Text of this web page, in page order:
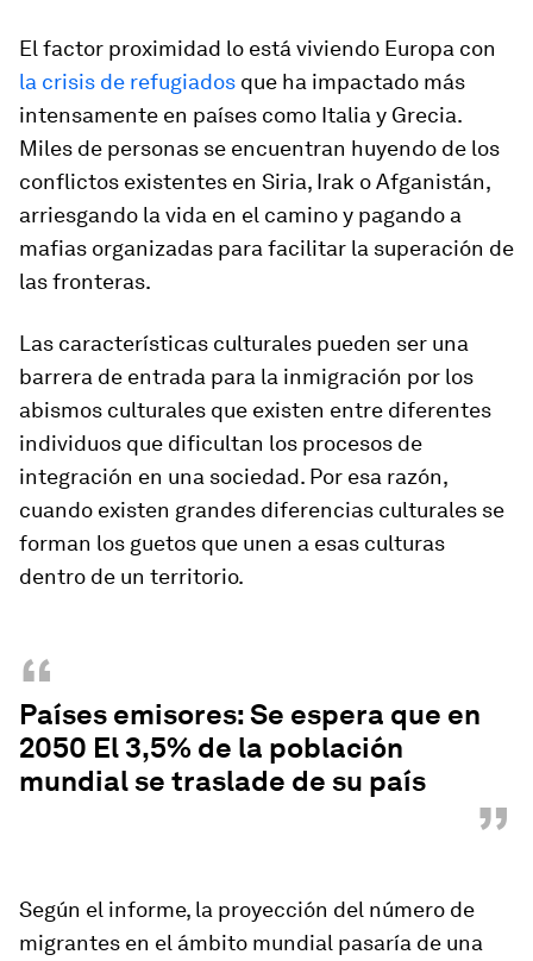
El factor proximidad lo está viviendo Europa con
la crisis de refugiados que ha impactado más
intensamente en países como Italia y Grecia.
Miles de personas se encuentran huyendo de los
conflictos existentes en Siria, Irak o Afganistán,
arriesgando la vida en el camino y pagando a
mafias organizadas para facilitar la superación de
las fronteras.
Las características culturales pueden ser una
barrera de entrada para la inmigración por los
abismos culturales que existen entre diferentes
individuos que dificultan los procesos de
integración en una sociedad. Por esa razón,
cuando existen grandes diferencias culturales se
forman los guetos que unen a esas culturas
dentro de un territorio.
“
Países emisores: Se espera que en
2050 El 3,5% de la población
mundial se traslade de su país
”
Según el informe, la proyección del número de
migrantes en el ámbito mundial pasaría de una